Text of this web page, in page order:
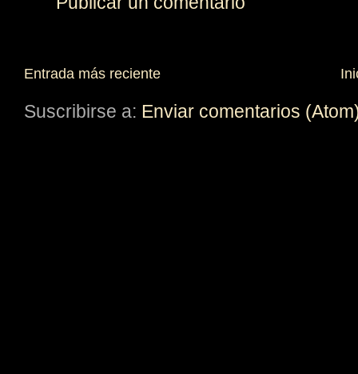
Entrada más reciente
Suscribirse a: Enviar comentarios